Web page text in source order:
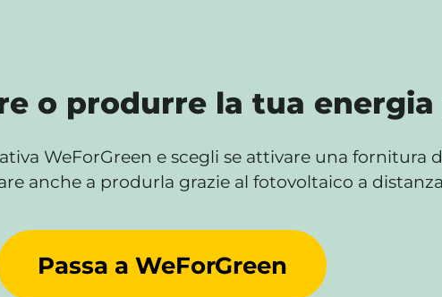
o produrre la tua
WeForGreen e scegli se attivare una fornitura
anche a produrla grazie al fotovoltaico a
Passa a WeForGreen